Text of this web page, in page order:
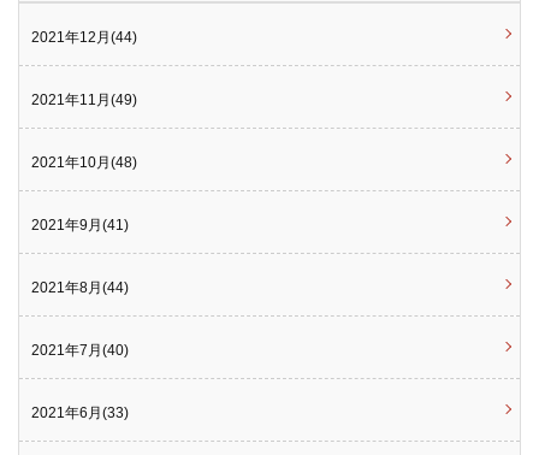
2021年12月(44)
2021年11月(49)
2021年10月(48)
2021年9月(41)
2021年8月(44)
2021年7月(40)
2021年6月(33)